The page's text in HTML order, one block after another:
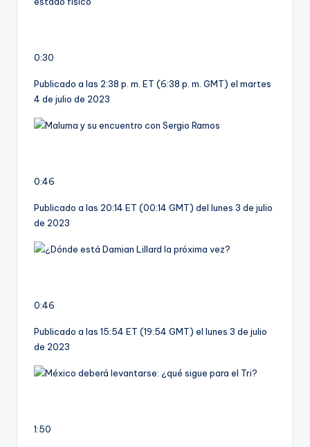
0:30
Publicado a las 2:38 p. m. ET (6:38 p. m. GMT) el martes
4 de julio de 2023
0:46
Publicado a las 20:14 ET (00:14 GMT) del lunes 3 de julio
de 2023
0:46
Publicado a las 15:54 ET (19:54 GMT) el lunes 3 de julio
de 2023
1:50